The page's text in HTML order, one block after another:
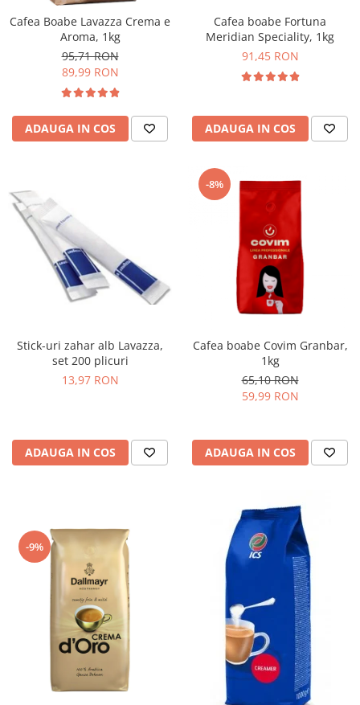
Cafea Boabe Lavazza Crema e
Aroma, 1kg
95,71 RON
89,99 RON
ADAUGA IN COS
Cafea boabe Fortuna
Meridian Speciality, 1kg
91,45 RON
ADAUGA IN COS
Stick-uri zahar alb Lavazza,
set 200 plicuri
13,97 RON
ADAUGA IN COS
-8%
Cafea boabe Covim Granbar,
1kg
65,10 RON
59,99 RON
ADAUGA IN COS
-9%